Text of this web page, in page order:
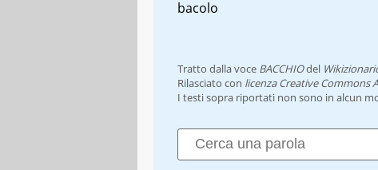
bacolo
Tratto dalla voce BACCHIOdel
Rilasciato con licenza Creative
I testi sopra riportati non sono in alcun